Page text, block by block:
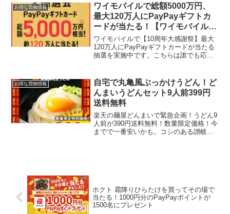
しました。贈った後で気づきましたが、
LINE...
お得な買物情報
ワイモバイルで総額5000万円、
最大120万人にPayPayギフトカ
ードが当たる！【ワイモバイル10
周年大抽選会】
ワイモバイルで【10周年大感謝祭】最大
120万人にPayPayギフトカードが当たる
抽選を実施中です。こちらは誰でも応募
等 1,000pt ×1,0003...
お得な買物情報
自宅で丸亀風ぶっかけうどん！ど
んまいうどんセット9人前399円
送料無料
楽天の麺屋どんまいで緊急企画！うどん9
人前が390円送料無料！数量限定価格！今
までで一番安いかも。コシのある讃岐う
ホクト 霜降りひらたけを買ってその場で
当たる！1000円分のPayPayポイントが
1500名にプレゼント